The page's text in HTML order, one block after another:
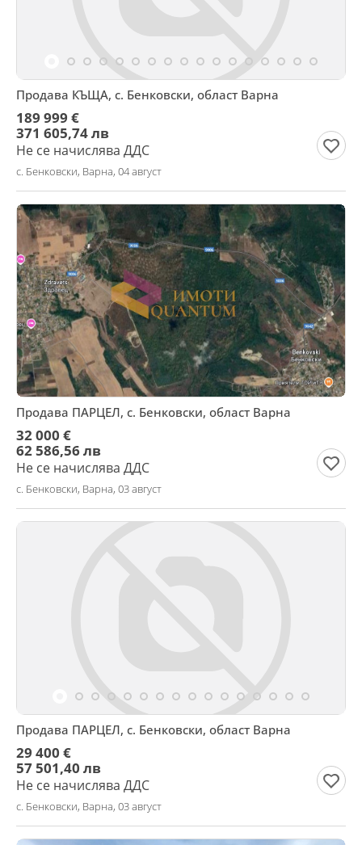
Продава КЪЩА, с. Бенковски, област Варна
189 999 €
371 605,74 лв
Не се начислява ДДС
с. Бенковски, Варна, 04 август
Продава ПАРЦЕЛ, с. Бенковски, област Варна
32 000 €
62 586,56 лв
Не се начислява ДДС
с. Бенковски, Варна, 03 август
Продава ПАРЦЕЛ, с. Бенковски, област Варна
29 400 €
57 501,40 лв
Не се начислява ДДС
с. Бенковски, Варна, 03 август